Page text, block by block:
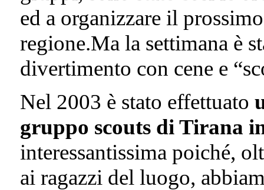
ed a organizzare il
regione.Ma la settimana è
divertimento con cene e
Nel 2003 è stato effettuato
gruppo scouts di Tirana
interessantissima poiché,
ai ragazzi del luogo,